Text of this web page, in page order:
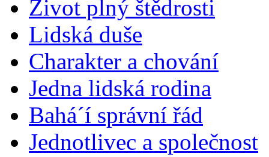
Život plný štědrosti
Lidská duše
Charakter a chování
Jedna lidská rodina
Bahá´í správní řád
Jednotlivec a společnost